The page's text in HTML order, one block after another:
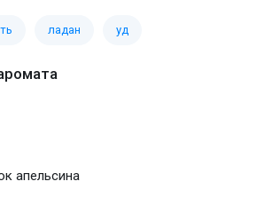
ладан уд
апельсина